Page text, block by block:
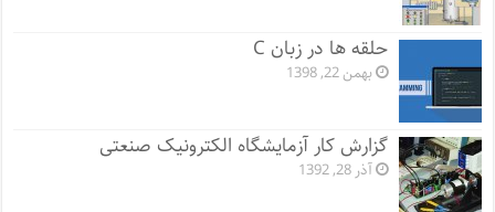
حلقه ها در زبان C
بهمن 22, 1398
گزارش کار آزمایشگاه الکترونیک صنعتی
آذر 28, 1392